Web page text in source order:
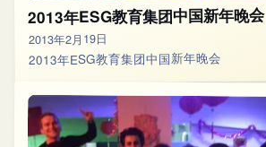
2013年ESG教育集团中国新年晚会
2013年2月19日
2013年ESG教育集团中国新年晚会